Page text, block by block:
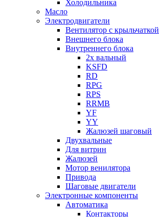
Холодильника
Масло
Электродвигатели
Вентилятор с крыльчаткой
Внешнего блока
Внутреннего блока
2х вальный
KSFD
RD
RPG
RPS
RRMB
YF
YY
Жалюзей шаговый
Двухвальные
Для витрин
Жалюзей
Мотор венилятора
Привода
Шаговые двигатели
Электронные компоненты
Автоматика
Контакторы